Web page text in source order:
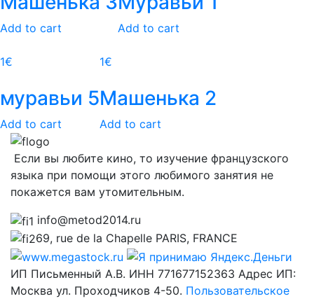
Add to cart Add to cart
1€
муравьи 5
Add to cart
1€
Машенька 2
Add to cart
Если вы любите кино, то изучение французского
языка при помощи этого любимого занятия не
покажется вам утомительным.
info@metod2014.ru
69, rue de la Chapelle PARIS, FRANCE
ИП Письменный А.В. ИНН 771677152363 Адрес ИП:
Москва ул. Проходчиков 4-50. Пользовательское